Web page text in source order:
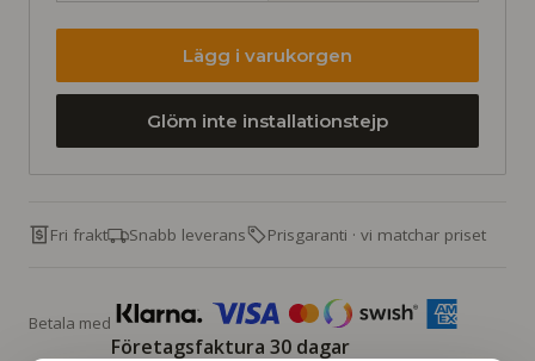
Lägg i varukorgen
Glöm inte installationstejp
Fri frakt Snabb leverans Prisgaranti · vi matchar priset
Betala med
Företagsfaktura 30 dagar